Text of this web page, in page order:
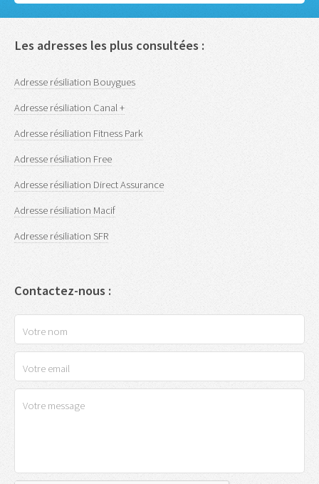
Les adresses les plus consultées :
Adresse résiliation Bouygues
Adresse résiliation Canal +
Adresse résiliation Fitness Park
Adresse résiliation Free
Adresse résiliation Direct Assurance
Adresse résiliation Macif
Adresse résiliation SFR
Contactez-nous :